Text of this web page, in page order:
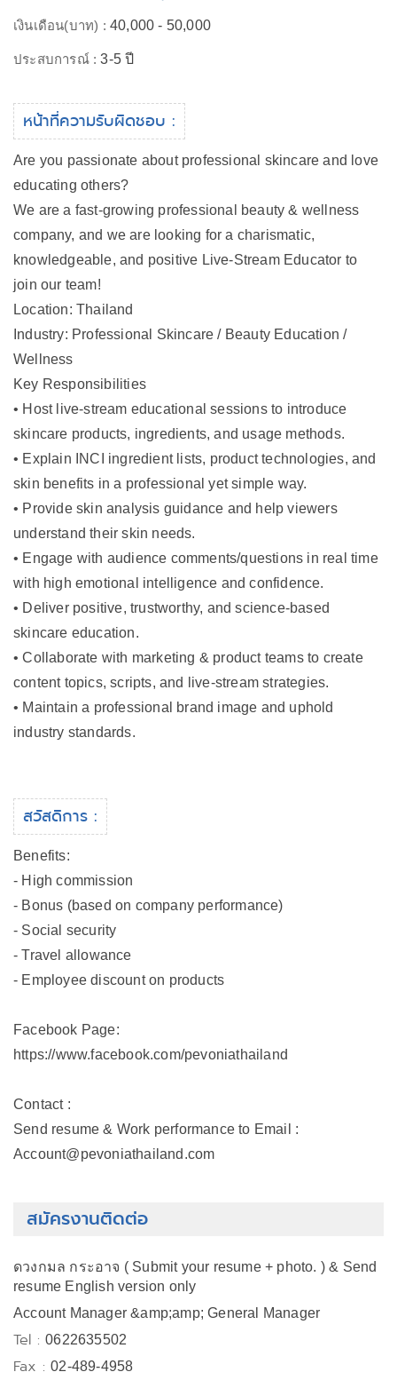
เงินเดือน(บาท) : 40,000 - 50,000
ประสบการณ์ :3-5 ปี
หน้าที่ความรับผิดชอบ :
Are you passionate about professional skincare and love
educating others?
We are a fast-growing professional beauty & wellness
company, and we are looking for a charismatic,
knowledgeable, and positive Live-Stream Educator to
join our team!
Location: Thailand
Industry: Professional Skincare / Beauty Education /
Wellness
Key Responsibilities
• Host live-stream educational sessions to introduce
skincare products, ingredients, and usage methods.
• Explain INCI ingredient lists, product technologies, and
skin benefits in a professional yet simple way.
• Provide skin analysis guidance and help viewers
understand their skin needs.
• Engage with audience comments/questions in real time
with high emotional intelligence and confidence.
• Deliver positive, trustworthy, and science-based
skincare education.
• Collaborate with marketing & product teams to create
content topics, scripts, and live-stream strategies.
• Maintain a professional brand image and uphold
industry standards.
สวัสดิการ :
Benefits:
- High commission
- Bonus (based on company performance)
- Social security
- Travel allowance
- Employee discount on products
Facebook Page:
https://www.facebook.com/pevoniathailand
Contact :
Send resume & Work performance to Email :
Account@pevoniathailand.com
สมัครงานติดต่อ
ดวงกมล กระอาจ ( Submit your resume + photo. ) & Send
resume English version only
Account Manager &amp;amp; General Manager
Tel :0622635502
Fax :02-489-4958